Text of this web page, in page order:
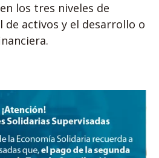
los tres niveles de
de activos y el desarrollo o